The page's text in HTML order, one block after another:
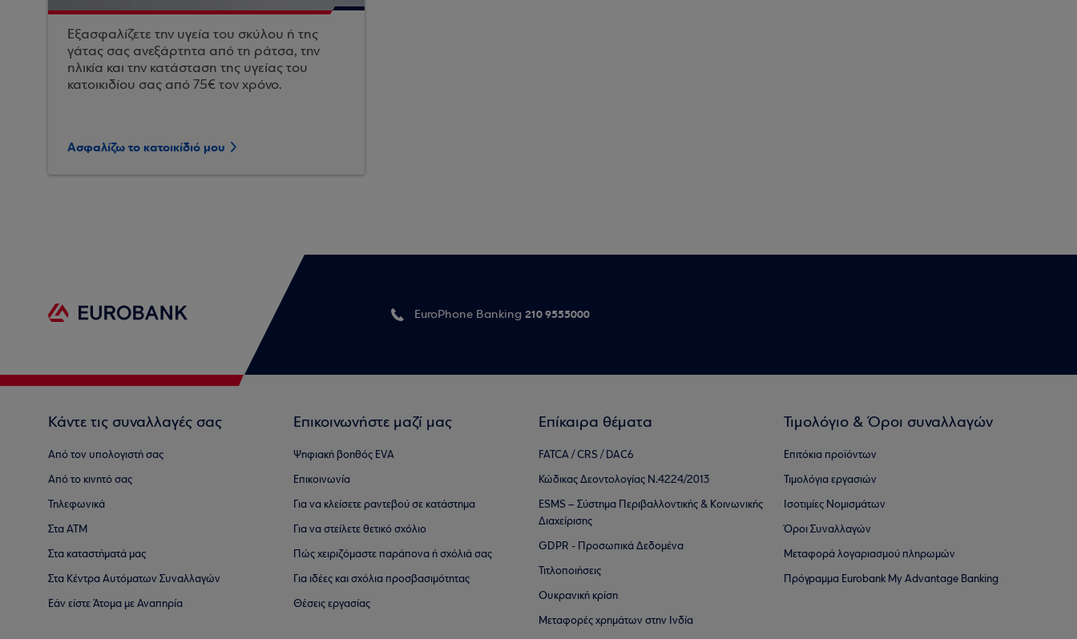
Εξασφαλίζετε την υγεία του σκύλου ή της
γάτας σας ανεξάρτητα από τη ράτσα, την
ηλικία και την κατάσταση της υγείας του
κατοικιδίου σας από 75€ τον χρόνο.
Ασφαλίζω το κατοικίδιό μου
EuroPhone Banking 210 9555000
Κάντε τις συναλλαγές σας
Από τον υπολογιστή σας
Από το κινητό σας
Τηλεφωνικά
Στα ΑΤΜ
Στα καταστήματά μας
Στα Κέντρα Αυτόματων Συναλλαγών
Εάν είστε Άτομα με Αναπηρία
Επικοινωνήστε μαζί μας
Ψηφιακή βοηθός EVA
Επικοινωνία
Για να κλείσετε ραντεβού σε κατάστημα
Για να στείλετε θετικό σχόλιο
Πώς χειριζόμαστε παράπονα ή σχόλιά σας
Για ιδέες και σχόλια προσβασιμότητας
Θέσεις εργασίας
Επίκαιρα θέματα
FATCA / CRS / DAC6
Κώδικας Δεοντολογίας Ν.4224/2013
ESMS – Σύστημα Περιβαλλοντικής & Κοινωνικής
Διαχείρισης
GDPR - Προσωπικά Δεδομένα
Τιτλοποιήσεις
Ουκρανική κρίση
Μεταφορές χρημάτων στην Ινδία
Τιμολόγιο & Όροι συναλλαγών
Επιτόκια προϊόντων
Τιμολόγια εργασιών
Ισοτιμίες Νομισμάτων
Όροι Συναλλαγών
Μεταφορά λογαριασμού πληρωμών
Πρόγραμμα Eurobank My Advantage Banking